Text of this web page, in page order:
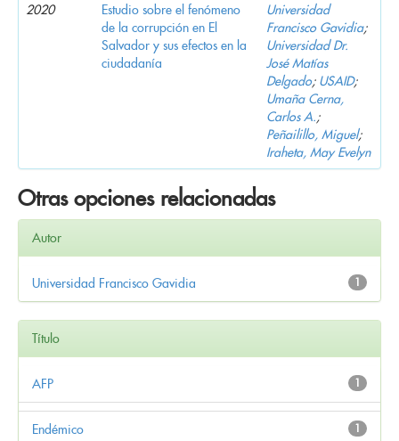
2020
Estudio sobre el fenómeno
de la corrupción en El
Salvador y sus efectos en la
ciudadanía
Universidad
Francisco Gavidia;
Universidad Dr.
José Matías
Delgado; USAID;
Umaña Cerna,
Carlos A.;
Peñailillo, Miguel;
Iraheta, May Evelyn
Otras opciones relacionadas
Autor
1
Universidad Francisco Gavidia
Título
1
AFP
1
Endémico